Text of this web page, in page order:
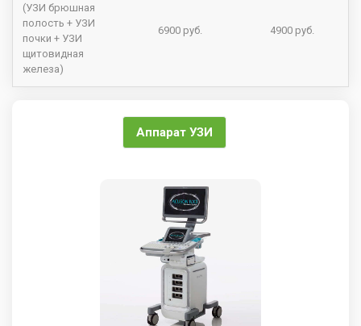
(УЗИ брюшная
полость + УЗИ
почки + УЗИ
щитовидная
железа)
6900 руб. 4900 руб.
Аппарат УЗИ